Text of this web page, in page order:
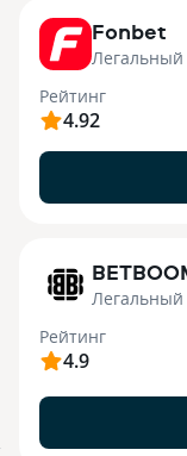
Fonbet
Легальный
Рейтинг
4.92
Легальный
Рейтинг
4.9
.